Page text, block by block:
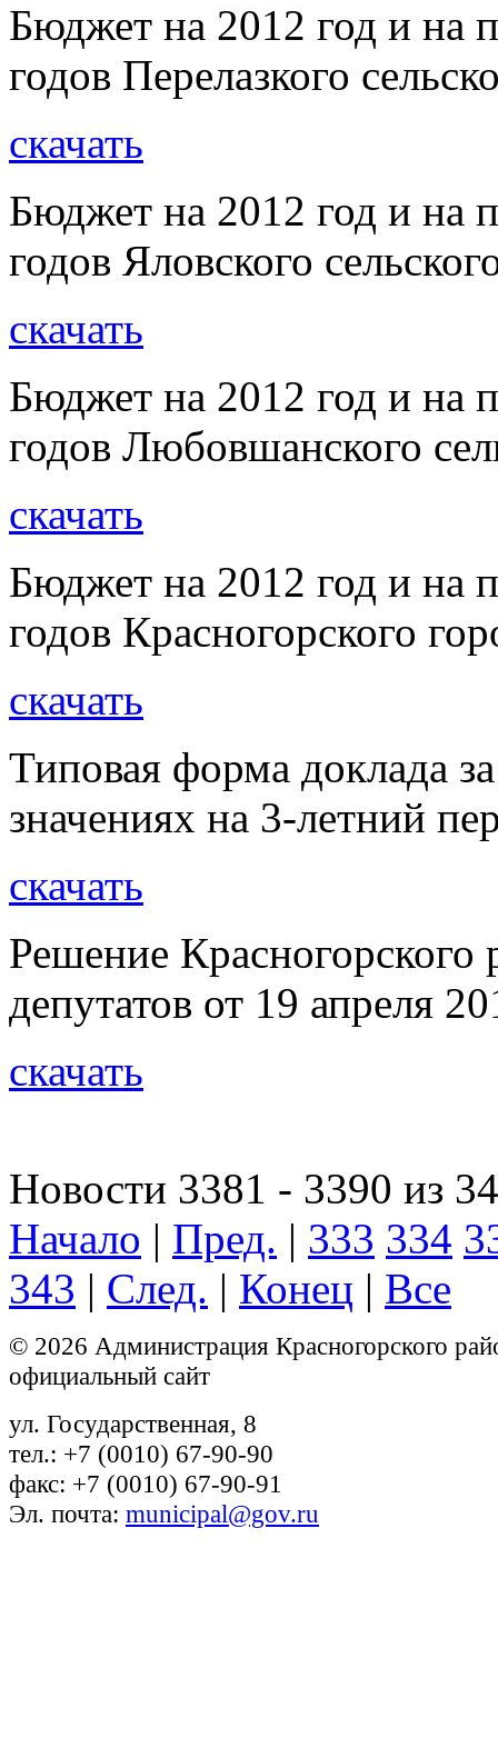
Бюджет на 2012 год и на
годов Перелазкого
скачать
Бюджет на 2012 год и на
годов Яловского
скачать
Бюджет на 2012 год и на
годов Любовшанского
скачать
Бюджет на 2012 год и на
годов Красногорского
скачать
Типовая форма доклада
значениях на 3-летний
скачать
Решение
депутатов от 19 апреля
скачать
Новости 3381 - 3390 из
Начало | Пред. | 333 334
343 | След. | Конец | Все
© 2026 Администрация Красногорского
официальный сайт
ул. Государственная, 8
тел.: +7 (0010) 67-90-90
факс: +7 (0010) 67-90-91
Эл. почта: municipal@gov.ru